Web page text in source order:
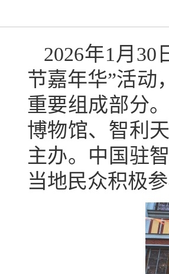
2026年1 月 30
节嘉年华”活动
重要组成部分
博物馆、智利
主办。中国驻
当地民众积极参